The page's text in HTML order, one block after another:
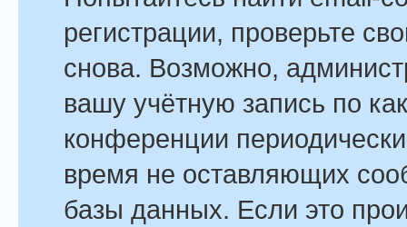
регистрации, проверьте
снова. Возможно,
вашу учётную запись по
конференции
время не оставляющих
базы данных. Если это